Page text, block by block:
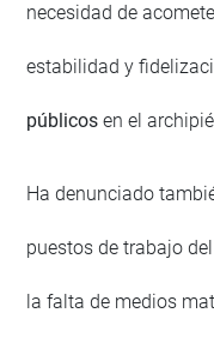
necesidad de
estabilidad y
públicos en el
Ha denunciado
puestos de trabajo del
la falta de medios